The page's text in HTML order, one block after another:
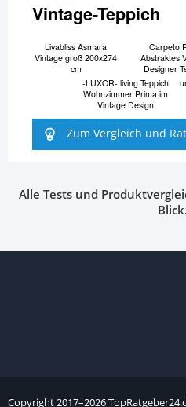
Vintage-Teppich
Livabliss Asmara
Vintage groß 200x274
cm
Carpeto
Abstraktes
Designer
-LUXOR- living Teppich
Wohnzimmer Prima im
Vintage Design
Zum Vergleich und
Alle Tests und
Copyright2017–2026